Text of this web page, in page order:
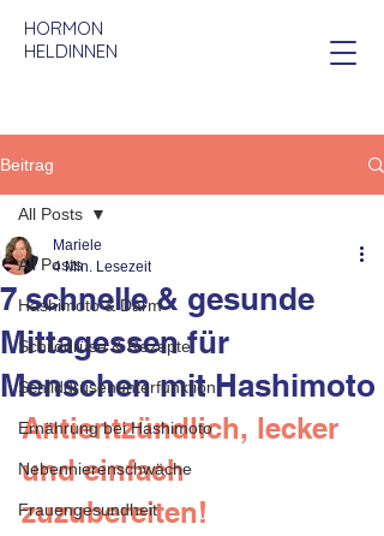
HORMON
HELDINNEN
Beitrag
All Posts
Hashimoto & Darm
Schilddrüse & Rezepte
Schilddrüsenunterfunktion
Ernährung bei Hashimoto
Nebennierenschwäche
Frauengesundheit
All Posts
7 schnelle & gesunde
Mittagessen für
Menschen mit Hashimoto
Mariele
4 Min. Lesezeit
Antientzündlich, lecker
und einfach
zuzubereiten!